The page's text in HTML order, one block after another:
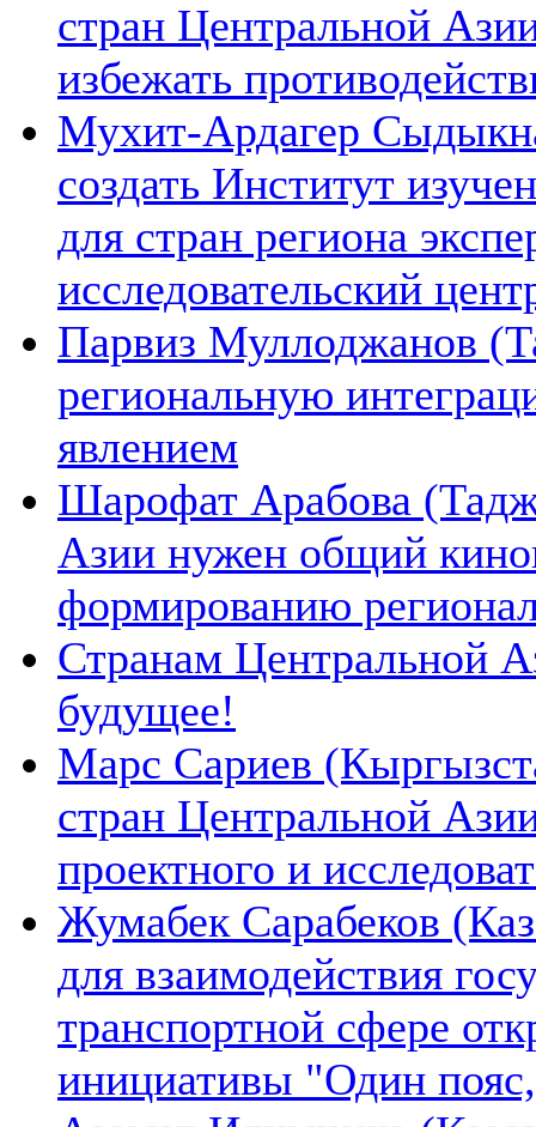
стран Центральной
избежать
Мухит-Ардагер
создать Институт
для стран региона
исследовательский
Парвиз Муллоджанов
региональную
явлением
Шарофат Арабова
Азии нужен общий
формированию
Странам Центральной
будущее!
Марс Сариев
стран Центральной
проектного и
Жумабек Сарабеков
для взаимодействия
транспортной сфере
инициативы "Один